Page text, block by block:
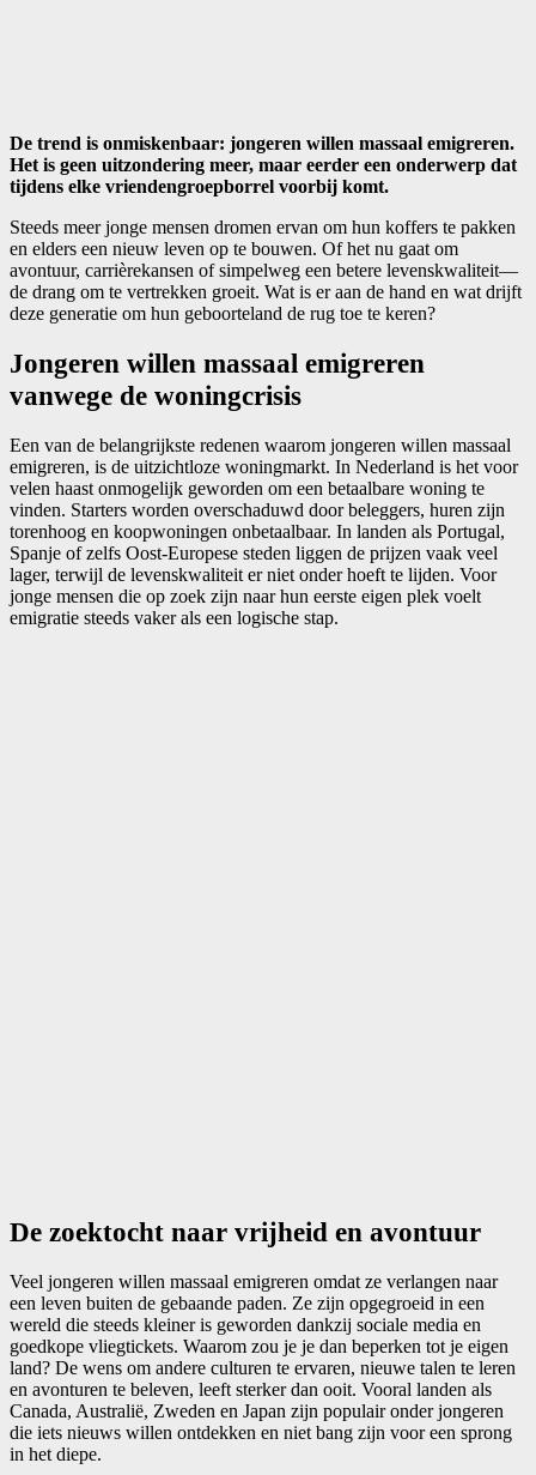
De trend is onmiskenbaar: jongeren willen massaal emigreren.
Het is geen uitzondering meer, maar eerder een onderwerp dat
tijdens elke vriendengroepborrel voorbij komt.
Steeds meer jonge mensen dromen ervan om hun koffers te pakken
en elders een nieuw leven op te bouwen. Of het nu gaat om
avontuur, carrièrekansen of simpelweg een betere levenskwaliteit—
de drang om te vertrekken groeit. Wat is er aan de hand en wat drijft
deze generatie om hun geboorteland de rug toe te keren?
Jongeren willen massaal emigreren
vanwege de woningcrisis
Een van de belangrijkste redenen waarom jongeren willen massaal
emigreren, is de uitzichtloze woningmarkt. In Nederland is het voor
velen haast onmogelijk geworden om een betaalbare woning te
vinden. Starters worden overschaduwd door beleggers, huren zijn
torenhoog en koopwoningen onbetaalbaar. In landen als Portugal,
Spanje of zelfs Oost-Europese steden liggen de prijzen vaak veel
lager, terwijl de levenskwaliteit er niet onder hoeft te lijden. Voor
jonge mensen die op zoek zijn naar hun eerste eigen plek voelt
emigratie steeds vaker als een logische stap.
De zoektocht naar vrijheid en avontuur
Veel jongeren willen massaal emigreren omdat ze verlangen naar
een leven buiten de gebaande paden. Ze zijn opgegroeid in een
wereld die steeds kleiner is geworden dankzij sociale media en
goedkope vliegtickets. Waarom zou je je dan beperken tot je eigen
land? De wens om andere culturen te ervaren, nieuwe talen te leren
en avonturen te beleven, leeft sterker dan ooit. Vooral landen als
Canada, Australië, Zweden en Japan zijn populair onder jongeren
die iets nieuws willen ontdekken en niet bang zijn voor een sprong
in het diepe.